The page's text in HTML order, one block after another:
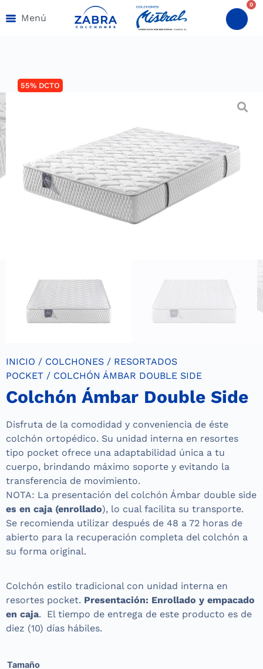
Menú
0
55% DCTO
INICIO / COLCHONES / RESORTADOS
POCKET / COLCHÓN ÁMBAR DOUBLE SIDE
Colchón Ámbar Double Side
Disfruta de la comodidad y conveniencia de éste
colchón ortopédico. Su unidad interna en resortes
tipo pocket ofrece una adaptabilidad única a tu
cuerpo, brindando máximo soporte y evitando la
transferencia de movimiento.
NOTA: La presentación del colchón Ámbar double side
es en caja (enrollado), lo cual facilita su transporte.
Se recomienda utilizar después de 48 a 72 horas de
abierto para la recuperación completa del colchón a
su forma original.
Colchón estilo tradicional con unidad interna en
resortes pocket. Presentación: Enrollado y empacado
en caja. El tiempo de entrega de este producto es de
diez (10) días hábiles.
Tamaño